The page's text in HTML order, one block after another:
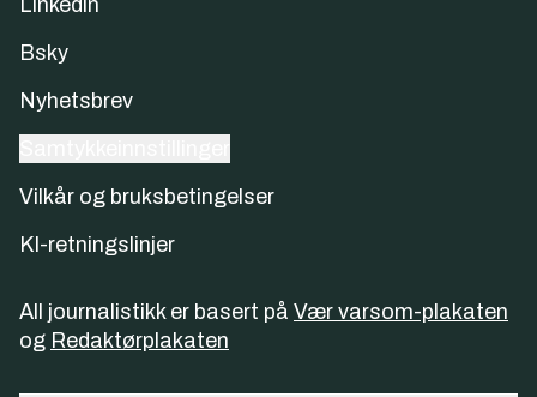
Linkedin
Bsky
Nyhetsbrev
Vilkår og bruksbetingelser
KI-retningslinjer
All journalistikk er basert på Vær varsom-plakaten
og Redaktørplakaten